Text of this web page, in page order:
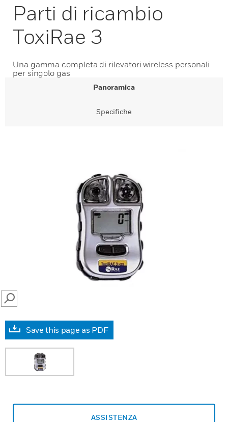
Parti di ricambio
ToxiRae 3
Una gamma completa di rilevatori wireless personali
per singolo gas
Panoramica
Specifiche
SEARCH
Save this page as PDF
ASSISTENZA